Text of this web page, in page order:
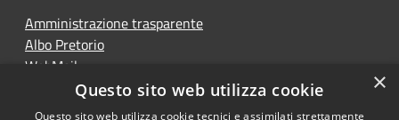
Amministrazione trasparente
Albo Pretorio
WebMail
Dichiarazione di accessibilità
×
Questo sito web utilizza cookie
Questo sito web utilizza cookie tecnici e assimilati strettamente